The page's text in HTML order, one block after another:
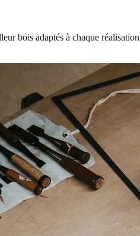
bois adaptés à chaque